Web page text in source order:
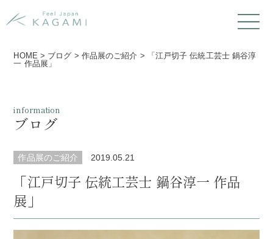
HOME > ブログ > 作品展のご紹介 >
「江戸切子 伝統工芸士 鍋谷淳
一 作品展」
information
ブログ
作品展のご紹介 2019.05.21
「江戸切子 伝統工芸士 鍋谷淳一 作品
展」